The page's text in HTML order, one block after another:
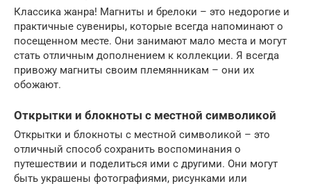
Классика жанра! Магниты и брелоки – это недорогие и
практичные сувениры, которые всегда напоминают о
посещенном месте. Они занимают мало места и могут
стать отличным дополнением к коллекции. Я всегда
привожу магниты своим племянникам – они их
обожают.
Открытки и блокноты с местной символикой
Открытки и блокноты с местной символикой – это
отличный способ сохранить воспоминания о
путешествии и поделиться ими с другими. Они могут
быть украшены фотографиями, рисунками или